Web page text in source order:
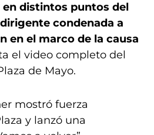
en distintos puntos del
condenada a
en el marco de la causa
el video completo del
de Mayo.
mostró fuerza
y lanzó una